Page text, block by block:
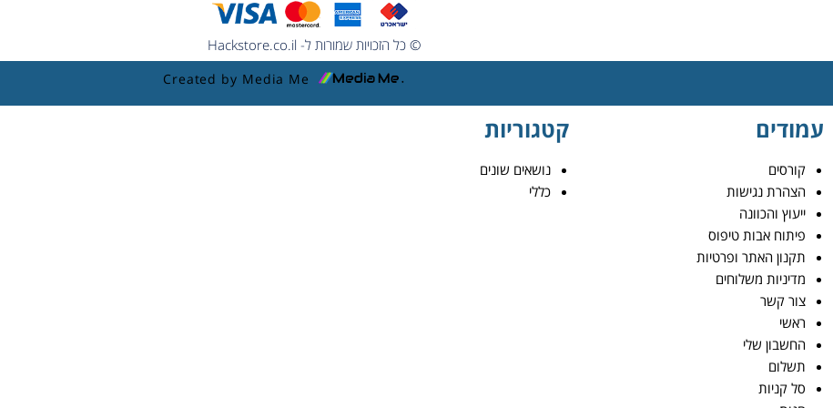
© כל הזכויות שמורות ל- Hackstore.co.il
Created by Media Me
עמודים
קורסים
הצהרת נגישות
ייעוץ והכוונה
פיתוח אבות טיפוס
תקנון האתר ופרטיות
מדיניות משלוחים
צור קשר
ראשי
החשבון שלי
תשלום
סל קניות
קטגוריות
נושאים שונים
כללי